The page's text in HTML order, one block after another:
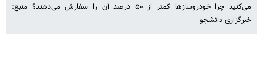
می‌کنید چرا خودروسازها کمتر از ۵۰ درصد آن را سفارش می‌دهند؟ منبع:
خبرگزاری دانشجو